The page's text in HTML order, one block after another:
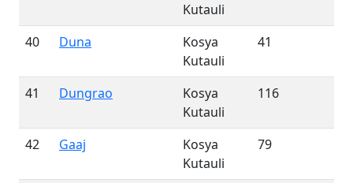
Kutauli
40 Duna
Kosya
Kutauli
41
41 Dungrao
Kosya
Kutauli
116
42 Gaaj
Kosya
Kutauli
79